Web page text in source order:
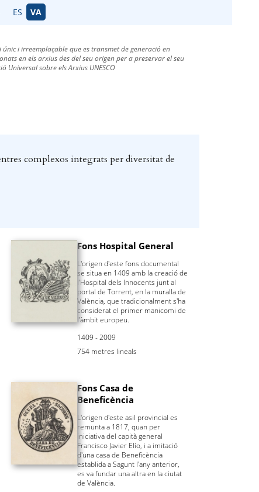
ES VA
i irreemplaçable que es transmet de generació en
en els arxius des del seu origen per a preservar el seu
Universal sobre els Arxius UNESCO
complexos integrats per diversitat de
Fons Hospital General
L'origen d'este fons documental
se situa en 1409 amb la creació de
l'Hospital dels Innocents junt al
portal de Torrent, en la muralla de
València, que tradicionalment s'ha
considerat el primer manicomi de
l'àmbit europeu.
1409 - 2009
754 metres lineals
Fons Casa de
Beneficència
L'origen d'este asil provincial es
remunta a 1817, quan per
iniciativa del capità general
Francisco Javier Elío, i a imitació
d'una casa de Beneficència
establida a Sagunt l'any anterior,
es va fundar una altra en la ciutat
de València.